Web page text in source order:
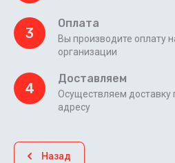
3
Оплата
Вы производите оплату
организации
4
Доставляем
Осуществляем доставку
адресу
Назад